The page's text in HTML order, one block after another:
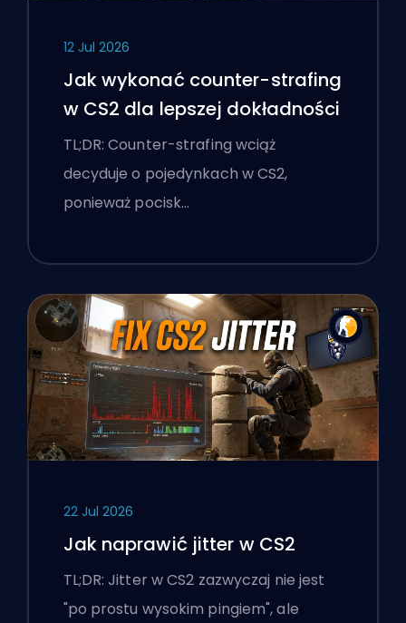
12 Jul 2026
Jak wykonać counter-strafing
w CS2 dla lepszej dokładności
TL;DR: Counter-strafing wciąż
decyduje o pojedynkach w CS2,
ponieważ pocisk…
22 Jul 2026
Jak naprawić jitter w CS2
TL;DR: Jitter w CS2 zazwyczaj nie jest
"po prostu wysokim pingiem", ale